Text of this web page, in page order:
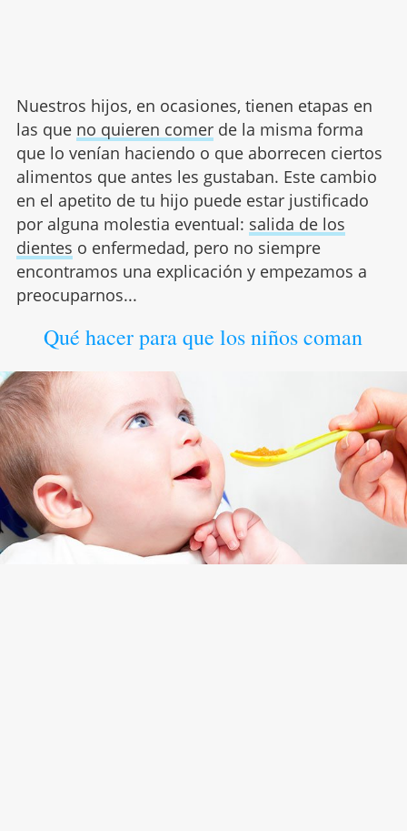
Nuestros hijos, en ocasiones, tienen etapas en
las que no quieren comerde la misma forma
que lo venían haciendo o que aborrecen ciertos
alimentos que antes les gustaban. Este cambio
en el apetito de tu hijo puede estar justificado
por alguna molestia eventual: salida de los
dientes o enfermedad, pero no siempre
encontramos una explicación y empezamos a
preocuparnos...
Qué hacer para que los niños coman